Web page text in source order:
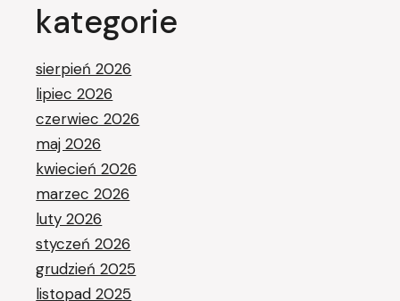
kategorie
sierpień 2026
lipiec 2026
czerwiec 2026
maj 2026
kwiecień 2026
marzec 2026
luty 2026
styczeń 2026
grudzień 2025
listopad 2025